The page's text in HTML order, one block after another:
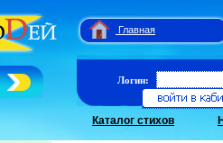
Главная
Логин:
Каталог стихов